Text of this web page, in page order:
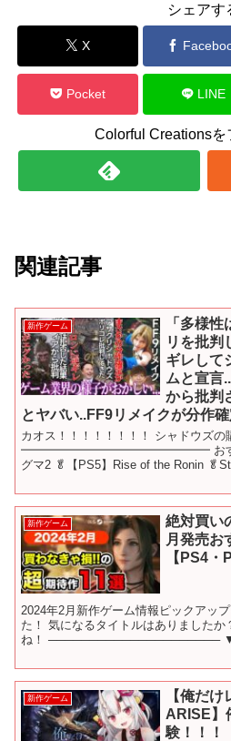
シェアす
X
Pocket LINE
Colorful Creationsを
関連記事
新作ゲーム
「多様
リを批判
ギレして
ムと宣言
から批判
とヤバい..FF9リメイクが分作
カオス！！！！！！！！ シャドウズの
━━━━━━━━━━━━━━━━ おすすめ
グマ2 🥬【PS5】Rise of the Ronin
新作ゲーム
絶対買い
月発売お
【PS4
2024年2月新作ゲーム情報ピックアッ
た！ 気になるタイトルはありました
ね！ ───────────────────── ▼
新作ゲーム
【俺だ
ARISE】
験！！！